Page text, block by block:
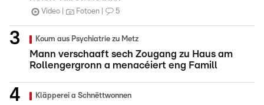
Video Fotoen 5
Koum aus Psychiatrie zu Metz
Mann verschaaft sech Zougang zu Haus am
Rollengergronn a menacéiert eng Famill
Kläpperei a Schnëttwonnen